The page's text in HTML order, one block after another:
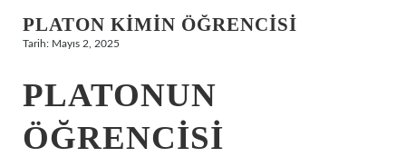
Hakkımızda
PLATON KIMIN ÖĞRENCISI
Tarih: Mayıs 2, 2025
PLATONUN
ÖĞRENCISI